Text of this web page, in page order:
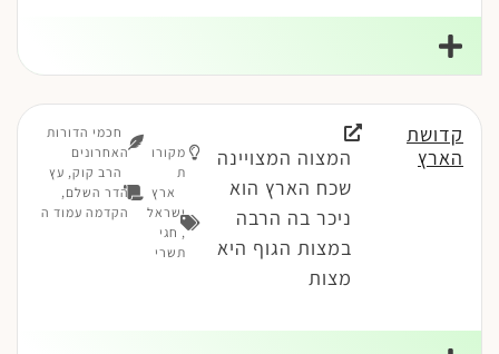
קדושת
הארץ
המצוה המצויינה
שכח הארץ הוא
ניכר בה הרבה
במצות הגוף היא
מצות
מקורו
ת
ארץ
ישראל
, חגי
תשרי
חכמי הדורות
האחרונים
הרב קוק, עץ
הדר השלם,
הקדמה עמוד ה